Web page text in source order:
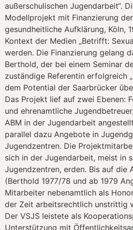
außerschulischen Jugendarbeit“.
Modellprojekt mit Finanzierung
gesundheitliche Aufklärung, Köln,
Kontext der Medien „Betrifft:
werden. Die Finanzierung gelang
Berthold, der bei einem Seminar
zuständige Referentin erfolgreich
dem Potential der Saarbrücker
Das Projekt lief auf zwei Ebenen:
und ehrenamtliche
ABM in der Jugendarbeit
parallel dazu Angebote in
Jugendzentren. Die
sich in der Jugendarbeit, meist in
Jugendzentren, erden. Bis auf die
(Berthold 1977/78 und ab 1979
Mitarbeiter nebenamtlich als
der Zeit arbeitsrechtlich unstrittig
Der VSJS leistete als
Unterstützung mit